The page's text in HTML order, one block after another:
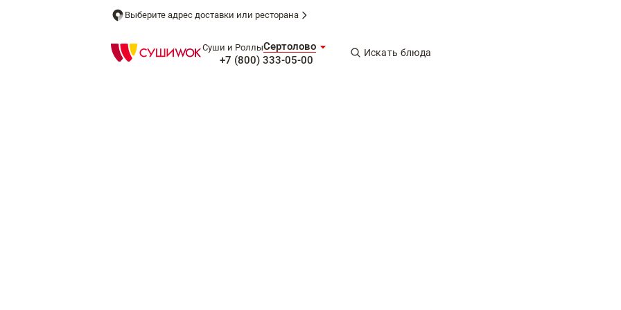
Выберите адрес доставки или ресторана
Суши и РоллыСертолово
+7 (800) 333-05-00
Искать блюда